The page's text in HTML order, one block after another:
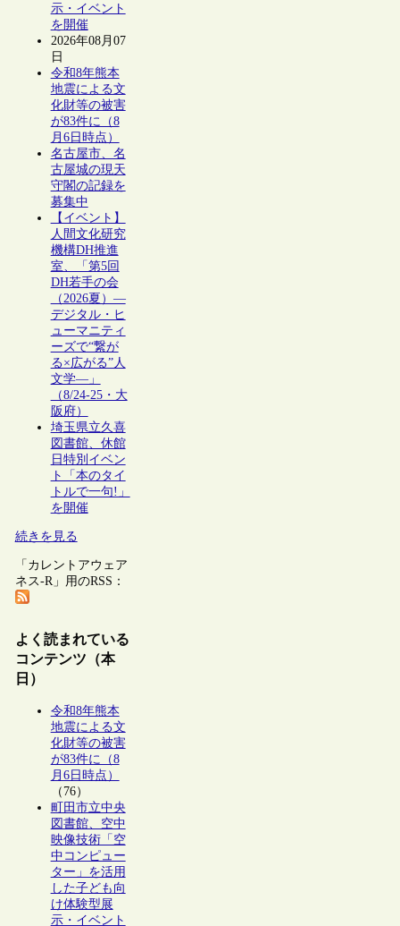
示・イベント
を開催
2026年08月07
日
令和8年熊本
地震による文
化財等の被害
が83件に（8
月6日時点）
名古屋市、名
古屋城の現天
守閣の記録を
募集中
【イベント】
人間文化研究
機構DH推進
室、「第5回
DH若手の会
（2026夏）―
デジタル・ヒ
ューマニティ
ーズで“繋が
る×広がる”人
文学―」
（8/24-25・大
阪府）
埼玉県立久喜
図書館、休館
日特別イベン
ト「本のタイ
トルで一句!」
を開催
続きを見る
「カレントアウェア
ネス-R」用のRSS：
よく読まれている
コンテンツ（本
日）
令和8年熊本
地震による文
化財等の被害
が83件に（8
月6日時点）
（76）
町田市立中央
図書館、空中
映像技術「空
中コンピュー
ター」を活用
した子ども向
け体験型展
示・イベント